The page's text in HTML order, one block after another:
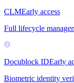
CLMEarly access
Full lifecycle
Docublock IDEarly
Biometric identity